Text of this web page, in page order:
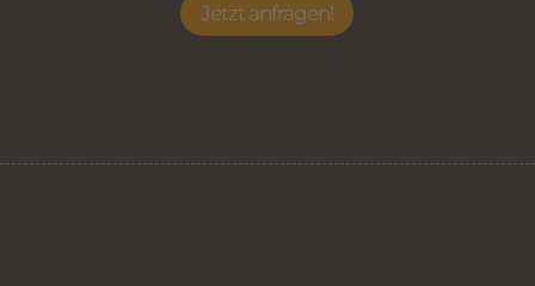
Jetzt anfragen!